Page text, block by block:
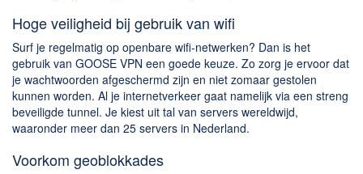
Hoge veiligheid bij gebruik van wifi
Surf je regelmatig op openbare wifi-netwerken? Dan is het
gebruik van GOOSE VPN een goede keuze. Zo zorg je ervoor dat
je wachtwoorden afgeschermd zijn en niet zomaar gestolen
kunnen worden. Al je internetverkeer gaat namelijk via een streng
beveiligde tunnel. Je kiest uit tal van servers wereldwijd,
waaronder meer dan 25 servers in Nederland.
Voorkom geoblokkades